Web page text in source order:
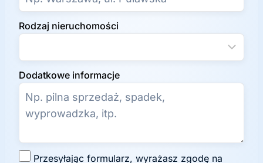
Rodzaj nieruchomości
Dodatkowe informacje